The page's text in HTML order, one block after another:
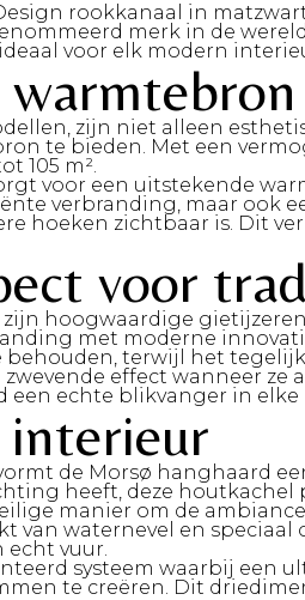
rookkanaal in
merk in de
voor elk modern
zijn niet alleen
te bieden. Met een
105 m².
voor een uitstekende
verbranding, maar ook
hoeken zichtbaar is. Dit
voor
hoogwaardige
met moderne
terwijl het
effect wanneer
een echte blikvanger in elke
interieur
de Morsø hanghaard
heeft, deze houtkachel
manier om de
van waternevel en
echt vuur.
systeem waarbij een
te creëren. Dit